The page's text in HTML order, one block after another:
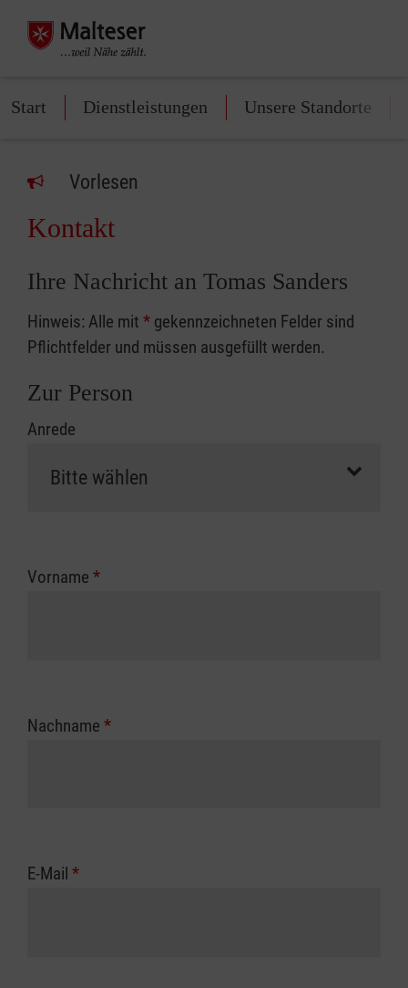
Start Dienstleistungen Unsere Standorte
Vorlesen
Kontakt
Ihre Nachricht an Tomas Sanders
Hinweis: Alle mit * gekennzeichneten Felder sind
Pflichtfelder und müssen ausgefüllt werden.
Zur Person
Anrede
Vorname *
Nachname *
E-Mail *